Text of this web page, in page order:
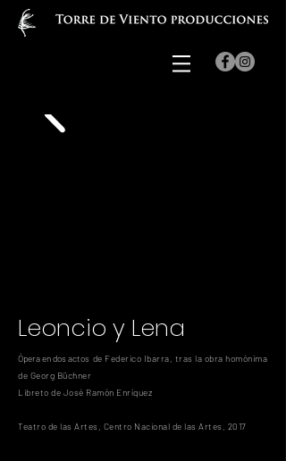
Leoncio y Lena
Ópera en dos actos de Federico Ibarra, tras la obra homónima
de Georg Büchner
Libreto de José Ramón Enríquez
Teatro de las Artes, Centro Nacional de las Artes, 2017